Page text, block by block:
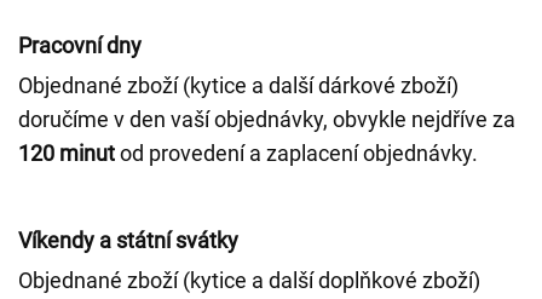
Pracovní dny
Objednané zboží (kytice a další dárkové zboží)
doručíme v den vaší objednávky, obvykle nejdříve za
120 minutod provedení a zaplacení objednávky.
Víkendy a státní svátky
Objednané zboží (kytice a další doplňkové zboží)